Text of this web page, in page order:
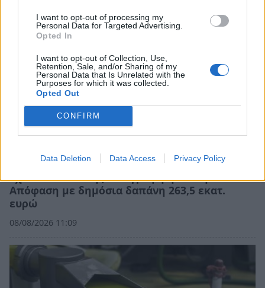
I want to opt-out of processing my
Personal Data for Targeted Advertising.
Opted In
I want to opt-out of Collection, Use,
Retention, Sale, and/or Sharing of my
Personal Data that Is Unrelated with the
Purposes for which it was collected.
Opted Out
CONFIRM
Data Deletion Data Access Privacy Policy
Σχέδια Βελτίωσης: Υπεγράφη η Κοινή
Απόφαση με δημόσια δαπάνη 263,5 εκατ.
ευρώ
08/08/2026 11:09